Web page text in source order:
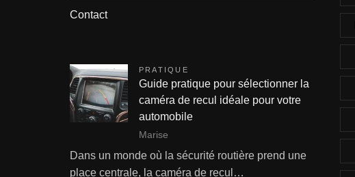
Contact
PRATIQUE
Guide pratique pour sélectionner la
caméra de recul idéale pour votre
automobile
Marise
Dans un monde où la sécurité routière prend une
place centrale, la caméra de recul…